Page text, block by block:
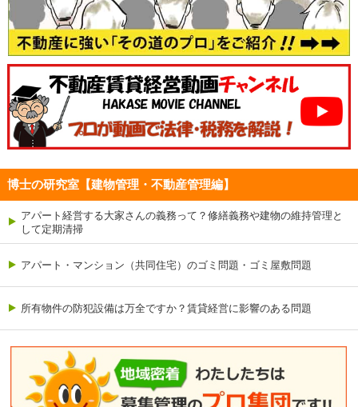
博士の研究室【建物管理・不動産管理編】
アパート経営する大家さんの義務って？修繕義務や建物の維持管理と
して定期清掃
アパート・マンション（共同住宅）のゴミ問題・ゴミ屋敷問題
所有物件の防犯設備は万全ですか？賃貸経営に影響のある問題